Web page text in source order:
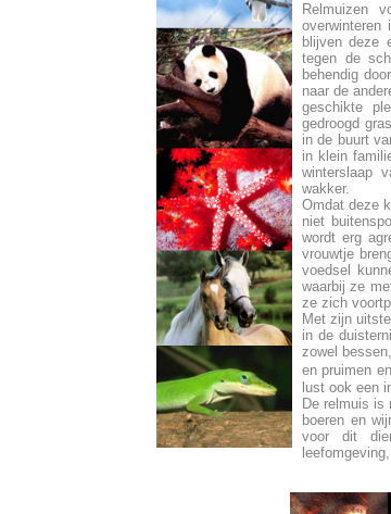
Relmuizen
overwinteren
blijven deze
tegen de
behendig
naar de
geschikte
gedroogd
in de buurt
in klein
winterslaap
wakker.
Omdat deze
niet
wordt erg
vrouwtje
voedsel
waarbij ze
ze zich
Met zijn
in de
zowel
en pruimen
lust ook een
De relmuis is
boeren en
voor dit